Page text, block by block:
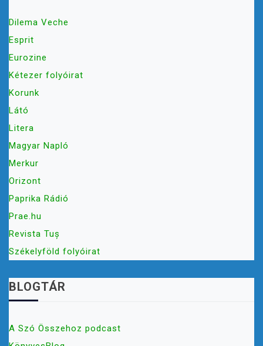
Dilema Veche
Esprit
Eurozine
Kétezer folyóirat
Korunk
Látó
Litera
Magyar Napló
Merkur
Orizont
Paprika Rádió
Prae.hu
Revista Tuș
Székelyföld folyóirat
BLOGTÁR
A Szó Összehoz podcast